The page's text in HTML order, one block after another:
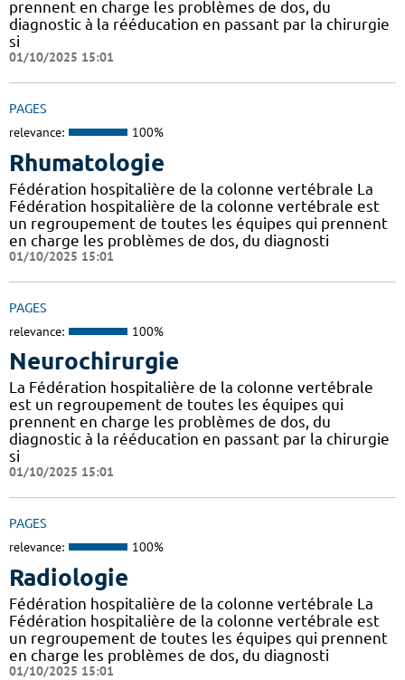
prennent en charge les problèmes de dos, du
diagnostic à la rééducation en passant par la chirurgie
si
01/10/2025 15:01
PAGES
relevance: 100%
Rhumatologie
Fédération hospitalière de la colonne vertébrale La
Fédération hospitalière de la colonne vertébrale est
un regroupement de toutes les équipes qui prennent
en charge les problèmes de dos, du diagnosti
01/10/2025 15:01
PAGES
relevance: 100%
Neurochirurgie
La Fédération hospitalière de la colonne vertébrale
est un regroupement de toutes les équipes qui
prennent en charge les problèmes de dos, du
diagnostic à la rééducation en passant par la chirurgie
si
01/10/2025 15:01
PAGES
relevance: 100%
Radiologie
Fédération hospitalière de la colonne vertébrale La
Fédération hospitalière de la colonne vertébrale est
un regroupement de toutes les équipes qui prennent
en charge les problèmes de dos, du diagnosti
01/10/2025 15:01